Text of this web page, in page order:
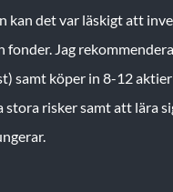
kan det var läskigt att
fonder. Jag
samt köper in 8-12
risker samt att lära